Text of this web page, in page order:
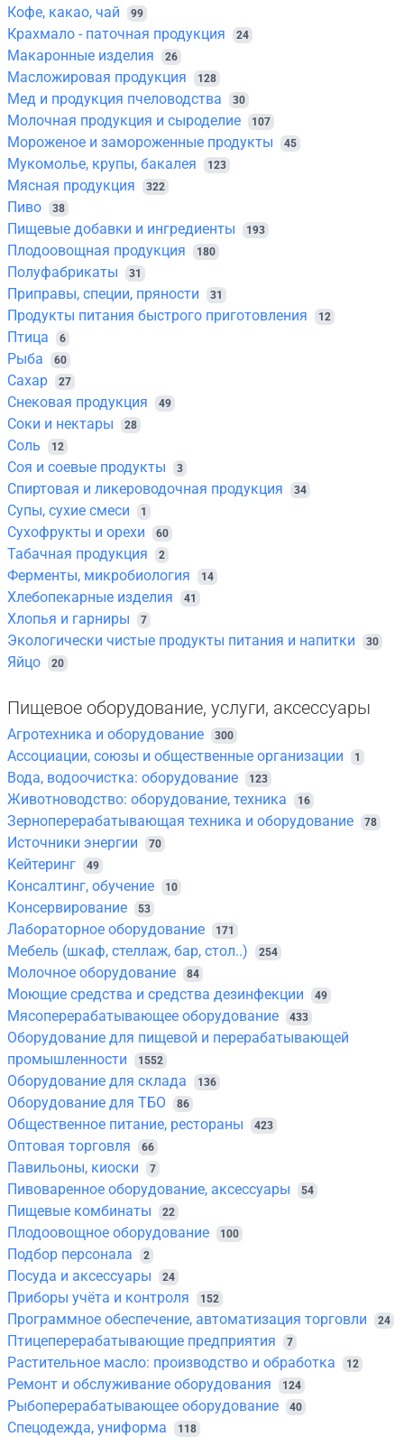
Кофе, какао, чай 99
Крахмало - паточная продукция 24
Макаронные изделия 26
Масложировая продукция 128
Мед и продукция пчеловодства 30
Молочная продукция и сыроделие 107
Мороженое и замороженные продукты 45
Мукомолье, крупы, бакалея 123
Мясная продукция 322
Пиво 38
Пищевые добавки и ингредиенты 193
Плодоовощная продукция 180
Полуфабрикаты 31
Приправы, специи, пряности 31
Продукты питания быстрого приготовления 12
Птица 6
Рыба 60
Сахар 27
Снековая продукция 49
Соки и нектары 28
Соль 12
Соя и соевые продукты 3
Спиртовая и ликероводочная продукция 34
Супы, сухие смеси 1
Сухофрукты и орехи 60
Табачная продукция 2
Ферменты, микробиология 14
Хлебопекарные изделия 41
Хлопья и гарниры 7
Экологически чистые продукты питания и напитки 30
Яйцо 20
Пищевое оборудование, услуги, аксессуары
Агротехника и оборудование 300
Ассоциации, союзы и общественные организации 1
Вода, водоочистка: оборудование 123
Животноводство: оборудование, техника 16
Зерноперерабатывающая техника и оборудование 78
Источники энергии 70
Кейтеринг 49
Консалтинг, обучение 10
Консервирование 53
Лабораторное оборудование 171
Мебель (шкаф, стеллаж, бар, стол..) 254
Молочное оборудование 84
Моющие средства и средства дезинфекции 49
Мясоперерабатывающее оборудование 433
Оборудование для пищевой и перерабатывающей
промышленности
1552
Оборудование для склада 136
Оборудование для ТБО 86
Общественное питание, рестораны 423
Оптовая торговля 66
Павильоны, киоски 7
Пивоваренное оборудование, аксессуары 54
Пищевые комбинаты 22
Плодоовощное оборудование 100
Подбор персонала 2
Посуда и аксессуары 24
Приборы учёта и контроля 152
Программное обеспечение, автоматизация торговли 24
Птицеперерабатывающие предприятия 7
Растительное масло: производство и обработка 12
Ремонт и обслуживание оборудования 124
Рыбоперерабатывающее оборудование 40
Спецодежда, униформа 118